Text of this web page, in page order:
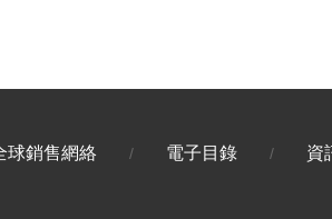
球銷售網絡 / 電子目錄 / 資